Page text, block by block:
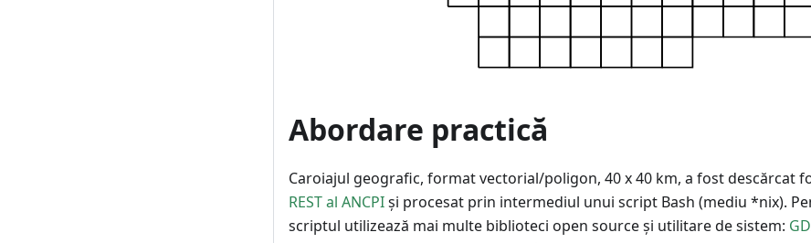
Abordare practică
Caroiajul geografic, format vectorial/poligon, 40 x 40 km, a fost descărcat
REST al ANCPIși procesat prin intermediul unui script Bash (mediu *nix).
scriptul utilizează mai multe biblioteci open source și utilitare de sistem: